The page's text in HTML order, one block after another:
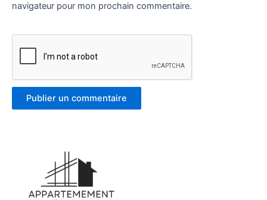
navigateur pour mon prochain commentaire.